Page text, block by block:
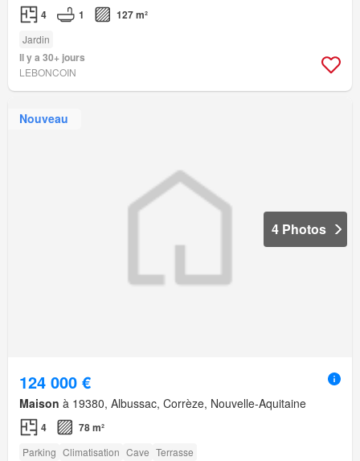
4 1 127 m²
Jardin
Il y a 30+ jours
LEBONCOIN
Nouveau
4 Photos
124 000 €
Maison à 19380, Albussac, Corrèze, Nouvelle-Aquitaine
4 78 m²
Parking Climatisation Cave Terrasse